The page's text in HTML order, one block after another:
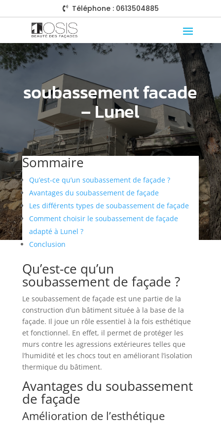
 Téléphone : 0613504885
soubassement facade
– Lunel
Sommaire
Qu’est-ce qu’un soubassement de façade ?
Avantages du soubassement de façade
Les différents types de soubassement de façade
Comment choisir le soubassement de façade
adapté à Lunel ?
Conclusion
Qu’est-ce qu’un
soubassement de façade ?
Le soubassement de façade est une partie de la
construction d’un bâtiment située à la base de la
façade. Il joue un rôle essentiel à la fois esthétique
et fonctionnel. En effet, il permet de protéger les
murs contre les agressions extérieures telles que
l’humidité et les chocs tout en améliorant l’isolation
thermique du bâtiment.
Avantages du soubassement
de façade
Amélioration de l’esthétique